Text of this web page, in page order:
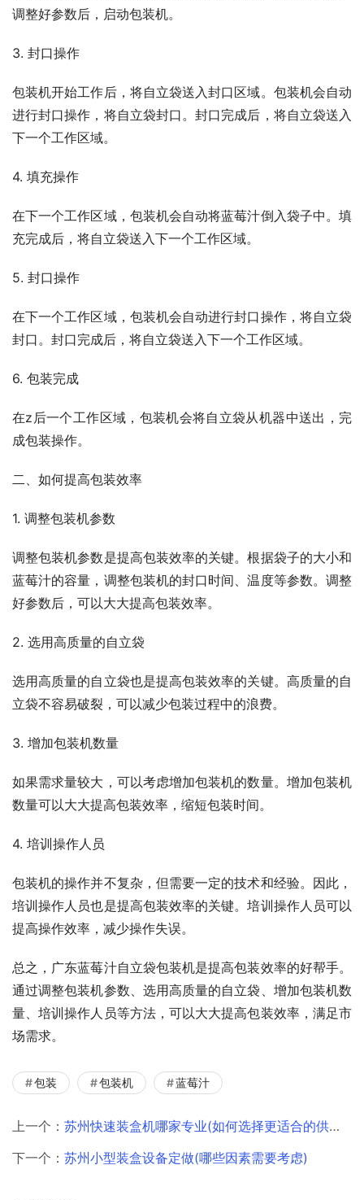
调整好参数后，启动包装机。
3. 封口操作
包装机开始工作后，将自立袋送入封口区域。包装机会自动
进行封口操作，将自立袋封口。封口完成后，将自立袋送入
下一个工作区域。
4. 填充操作
在下一个工作区域，包装机会自动将蓝莓汁倒入袋子中。填
充完成后，将自立袋送入下一个工作区域。
5. 封口操作
在下一个工作区域，包装机会自动进行封口操作，将自立袋
封口。封口完成后，将自立袋送入下一个工作区域。
6. 包装完成
在z后一个工作区域，包装机会将自立袋从机器中送出，完
成包装操作。
二、如何提高包装效率
1. 调整包装机参数
调整包装机参数是提高包装效率的关键。根据袋子的大小和
蓝莓汁的容量，调整包装机的封口时间、温度等参数。调整
好参数后，可以大大提高包装效率。
2. 选用高质量的自立袋
选用高质量的自立袋也是提高包装效率的关键。高质量的自
立袋不容易破裂，可以减少包装过程中的浪费。
3. 增加包装机数量
如果需求量较大，可以考虑增加包装机的数量。增加包装机
数量可以大大提高包装效率，缩短包装时间。
4. 培训操作人员
包装机的操作并不复杂，但需要一定的技术和经验。因此，
培训操作人员也是提高包装效率的关键。培训操作人员可以
提高操作效率，减少操作失误。
总之，广东蓝莓汁自立袋包装机是提高包装效率的好帮手。
通过调整包装机参数、选用高质量的自立袋、增加包装机数
量、培训操作人员等方法，可以大大提高包装效率，满足市
场需求。
包装 包装机 蓝莓汁
上一个： 苏州快速装盒机哪家专业(如何选择更适合的供应商)
下一个： 苏州小型装盒设备定做(哪些因素需要考虑)